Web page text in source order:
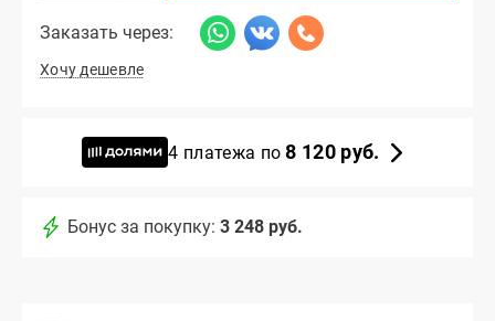
Заказать через:
Хочу дешевле
4 платежа по8 120 руб.
Бонус за покупку: 3 248 руб.